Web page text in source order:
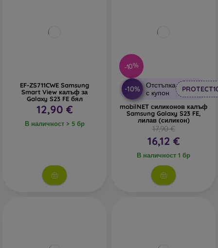
EF-ZS711CWE Samsung
Smart View калъф за
Galaxy S23 FE бял
12,90 €
В наличност > 5 бр
-10%
-10%
Отстъпка
с купон
mobilNET силиконов калъф
Samsung Galaxy S23 FE,
лилав (силикон)
17,90 €
16,12 €
В наличност 1 бр